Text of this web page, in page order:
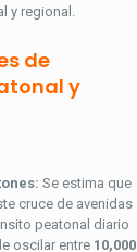
y regional.
de
y
Se estima que
cruce de avenidas
peatonal diario
oscilar entre 10,000